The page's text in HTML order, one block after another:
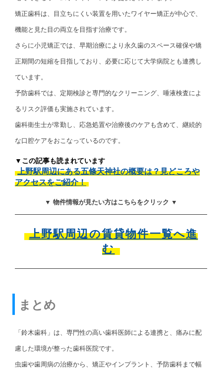
矯正歯科は、目立ちにくい装置を用いたワイヤー矯正が中心で、
機能と見た目の両立を目指す治療です。
さらに小児矯正では、早期治療により永久歯のスペース確保や矯
正期間の短縮を目指しており、必要に応じて大学病院とも連携し
ています。
予防歯科では、定期検診と専門的なクリーニング、唾液検査によ
るリスク評価も実施されています。
歯科衛生士が常勤し、応急処置や治療後のケアも含めて、継続的
な口腔ケアをおこなっているのです。
▼この記事も読まれています
上野駅周辺にある五條天神社の概要は？見どころや
アクセスをご紹介！
▼ 物件情報が見たい方はこちらをクリック ▼
上野駅周辺の賃貸物件一覧へ進
む
まとめ
「鈴木歯科」は、専門性の高い歯科医師による連携と、痛みに配
慮した環境が整った歯科医院です。
虫歯や歯周病の治療から、矯正やインプラント、予防歯科まで幅